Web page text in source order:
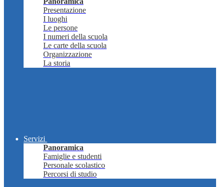
Presentazione
I luoghi
Le persone
I numeri della scuola
Le carte della scuola
Organizzazione
La storia
Servizi
Panoramica
Famiglie e studenti
Personale scolastico
Percorsi di studio